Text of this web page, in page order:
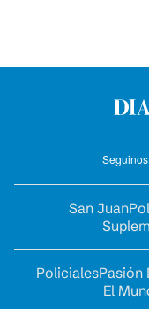
San Juan
PolicialesPasión
El